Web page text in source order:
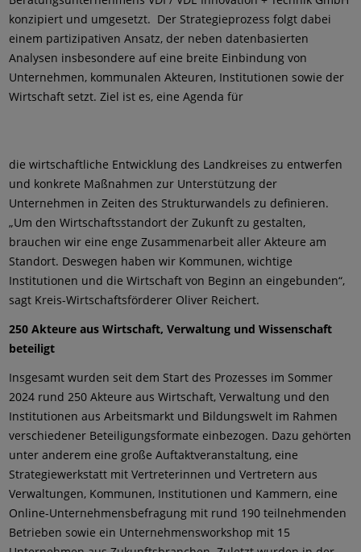
konzipiert und umgesetzt. Der Strategieprozess folgt dabei
einem partizipativen Ansatz, der neben datenbasierten
Analysen insbesondere auf eine breite Einbindung von
Unternehmen, kommunalen Akteuren, Institutionen sowie der
Wirtschaft setzt. Ziel ist es, eine Agenda für
die wirtschaftliche Entwicklung des Landkreises zu entwerfen
und konkrete Maßnahmen zur Unterstützung der
Unternehmen in Zeiten des Strukturwandels zu definieren.
„Um den Wirtschaftsstandort der Zukunft zu gestalten,
brauchen wir eine enge Zusammenarbeit aller Akteure am
Standort. Deswegen haben wir Kommunen, wichtige
Institutionen und die Wirtschaft von Beginn an eingebunden“,
sagt Kreis-Wirtschaftsförderer Oliver Reichert.
250 Akteure aus Wirtschaft, Verwaltung und Wissenschaft
beteiligt
Insgesamt wurden seit dem Start des Prozesses im Sommer
2024 rund 250 Akteure aus Wirtschaft, Verwaltung und den
Institutionen aus Arbeitsmarkt und Bildungswelt im Rahmen
verschiedener Beteiligungsformate einbezogen. Dazu gehörten
unter anderem eine große Auftaktveranstaltung, eine
Strategiewerkstatt mit Vertreterinnen und Vertretern aus
Verwaltungen, Kommunen, Institutionen und Kammern, eine
Online-Unternehmensbefragung mit rund 190 teilnehmenden
Betrieben sowie ein Unternehmensworkshop mit 15